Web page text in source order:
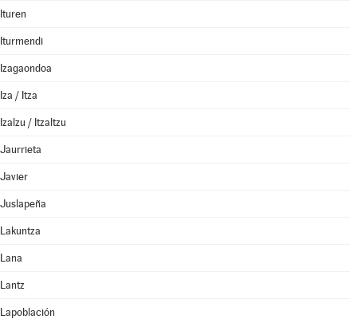
Ituren
Iturmendi
Izagaondoa
Iza / Itza
Izalzu / Itzaltzu
Jaurrieta
Javier
Juslapeña
Lakuntza
Lana
Lantz
Lapoblación